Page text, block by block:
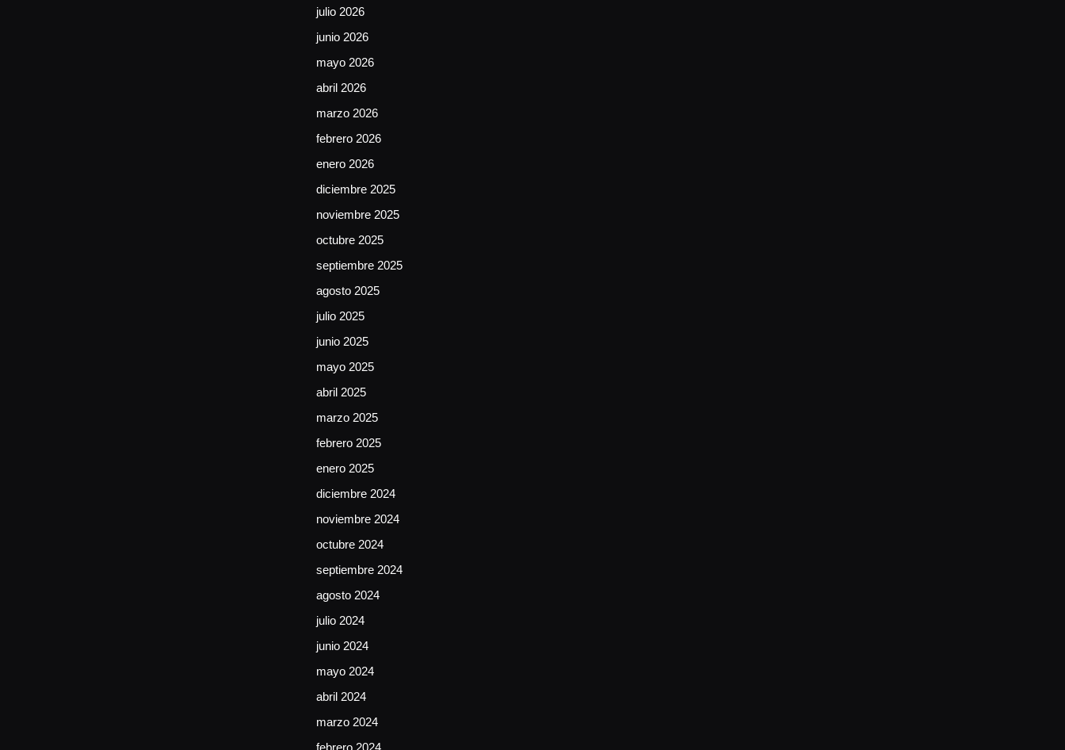
julio 2026
junio 2026
mayo 2026
abril 2026
marzo 2026
febrero 2026
enero 2026
diciembre 2025
noviembre 2025
octubre 2025
septiembre 2025
agosto 2025
julio 2025
junio 2025
mayo 2025
abril 2025
marzo 2025
febrero 2025
enero 2025
diciembre 2024
noviembre 2024
octubre 2024
septiembre 2024
agosto 2024
julio 2024
junio 2024
mayo 2024
abril 2024
marzo 2024
febrero 2024